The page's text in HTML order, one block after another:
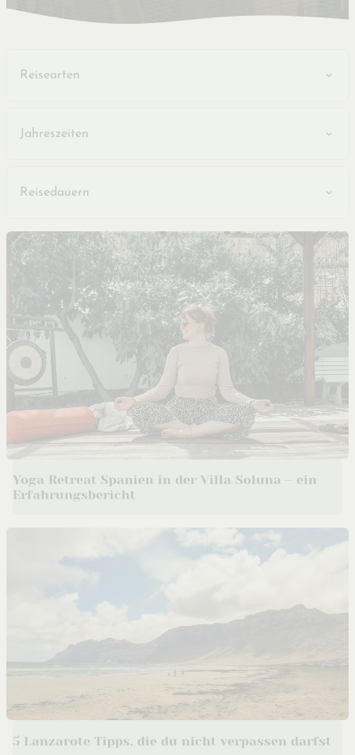
Reisearten
Jahreszeiten
Reisedauern
Yoga Retreat Spanien in der Villa Soluna – ein
Erfahrungsbericht
5 Lanzarote Tipps, die du nicht verpassen darfst